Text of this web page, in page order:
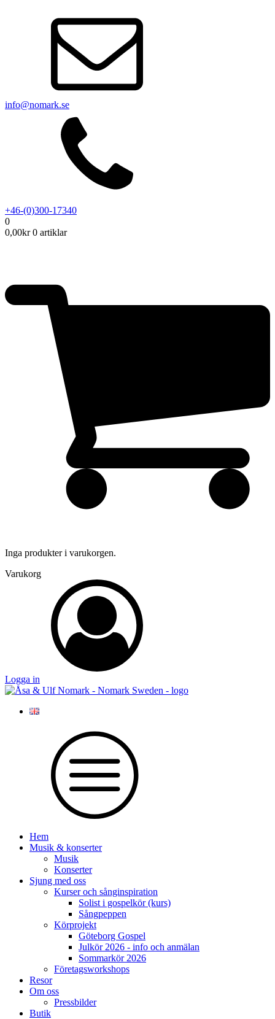
info@nomark.se
+46-(0)300-17340
0
0,00kr 0 artiklar
Inga produkter i varukorgen.
Varukorg
Logga in
Hem
Musik & konserter
Musik
Konserter
Sjung med oss
Kurser och sånginspiration
Solist i gospelkör (kurs)
Sångpeppen
Körprojekt
Göteborg Gospel
Julkör 2026 - info och anmälan
Sommarkör 2026
Företagsworkshops
Resor
Om oss
Pressbilder
Butik